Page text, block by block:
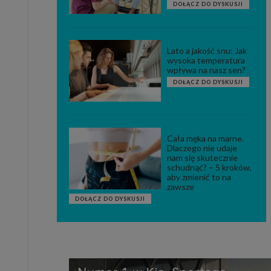
DOŁĄCZ DO DYSKUSJI
Lato a jakość snu: Jak
wysoka temperatura
wpływa na nasz sen?
DOŁĄCZ DO DYSKUSJI
Cała męka na marne.
Dlaczego nie udaje
nam się skutecznie
schudnąć? – 5 kroków,
aby zmienić to na
zawsze
DOŁĄCZ DO DYSKUSJI